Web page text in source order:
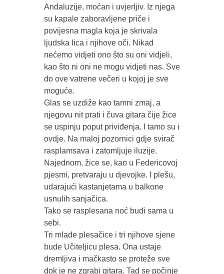
Andaluzije, moćan i uvjerljiv. Iz njega
su kapale zaboravljene priče i
povijesna magla koja je skrivala
ljudska lica i njihove oči. Nikad
nećemo vidjeti ono što su oni vidjeli,
kao što ni oni ne mogu vidjeti nas. Sve
do ove vatrene večeri u kojoj je sve
moguće.
Glas se uzdiže kao tamni zmaj, a
njegovu nit prati i čuva gitara čije žice
se uspinju poput priviđenja. I tamo su i
ovdje. Na maloj pozornici gdje svirač
rasplamsava i zatomljuje iluzije.
Najednom, žice se, kao u Federicovoj
pjesmi, pretvaraju u djevojke. I plešu,
udarajući kastanjetama u balkone
usnulih sanjačica.
Tako se rasplesana noć budi sama u
sebi.
Tri mlade plesačice i tri njihove sjene
bude Učiteljicu plesa. Ona ustaje
dremljiva i mačkasto se proteže sve
dok je ne zgrabi gitara. Tad se počinje